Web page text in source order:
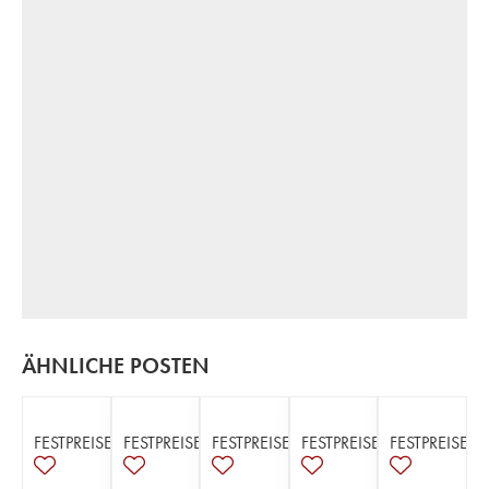
ÄHNLICHE POSTEN
FESTPREISE FESTPREISE FESTPREISE FESTPREISE FESTPREISE